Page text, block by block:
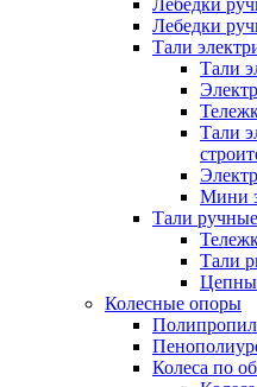
Лебедки
Лебедки
Тали
Тали
Тали
Мини
Тали ручные
Тали
Колесные опоры
Колеса по